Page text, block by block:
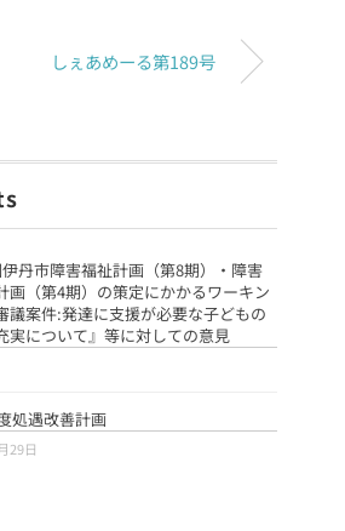
しぇあめーる第189号
伊丹市障害福祉計画（第8期）・障害
画（第4期）の策定にかかるワーキン
議案件:発達に支援が必要な子どもの
実について』等に対しての意見
処遇改善計画
29日